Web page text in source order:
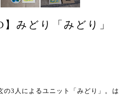
】みどり「みどり」
の3人によるユニット「みどり」。は